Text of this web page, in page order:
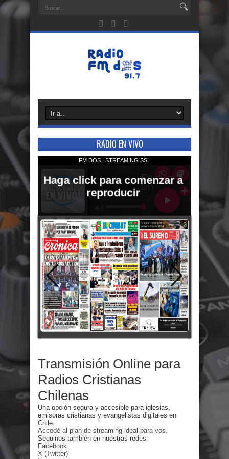
RADIO EN VIVO
Transmisión Online para
Radios Cristianas
Chilenas
Una opción segura y accesible para iglesias,
emisoras cristianas y evangelistas digitales en
Chile.
Accedé al plan de streaming ideal para vos.
Seguinos también en nuestras redes:
Facebook
X (Twitter)